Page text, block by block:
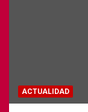
ACTUALIDAD